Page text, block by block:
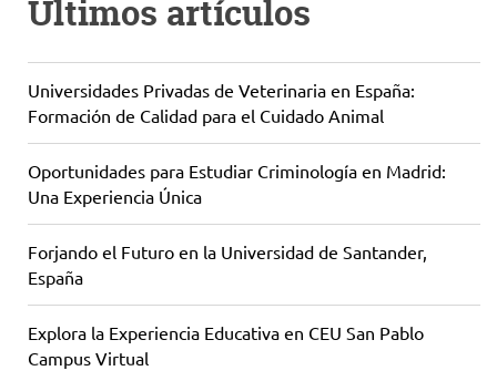
Últimos artículos
Universidades Privadas de Veterinaria en España:
Formación de Calidad para el Cuidado Animal
Oportunidades para Estudiar Criminología en Madrid:
Una Experiencia Única
Forjando el Futuro en la Universidad de Santander,
España
Explora la Experiencia Educativa en CEU San Pablo
Campus Virtual